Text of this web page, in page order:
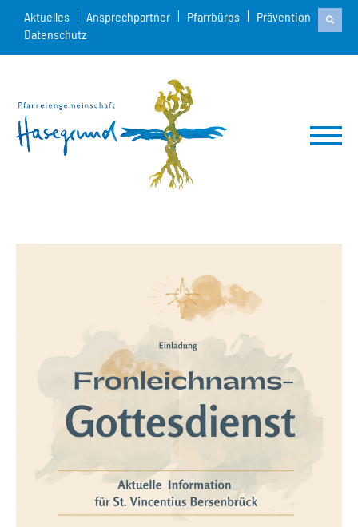
Aktuelles Ansprechpartner Pfarrbüros
Prävention
Datenschutz